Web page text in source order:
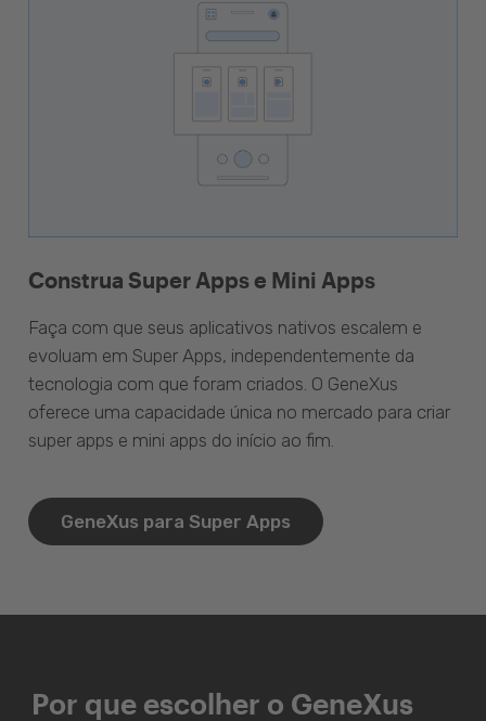
Construa Super Apps e Mini Apps
Faça com que seus aplicativos nativos escalem e
evoluam em Super Apps, independentemente da
tecnologia com que foram criados. O GeneXus
oferece uma capacidade única no mercado para criar
super apps e mini apps do início ao fim.
GeneXus para Super Apps
Por que escolher o GeneXus